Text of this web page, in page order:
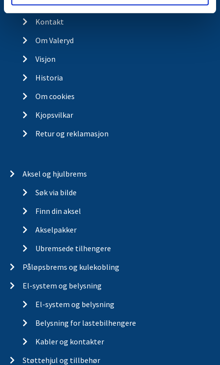
Kontakt
Kontakt
Om Valeryd
Visjon
Historia
Om cookies
Kjopsvilkar
Retur og reklamasjon
Aksel og hjulbrems
Søk via bilde
Finn din aksel
Akselpakker
Ubremsede tilhengere
Påløpsbrems og kulekobling
El-system og belysning
El-system og belysning
Belysning for lastebilhengere
Kabler og kontakter
Støttehjul og tillbehør